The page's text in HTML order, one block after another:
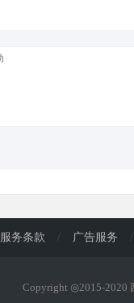
服务条款 / 广告服务 /
Copyright ◎2015-2020